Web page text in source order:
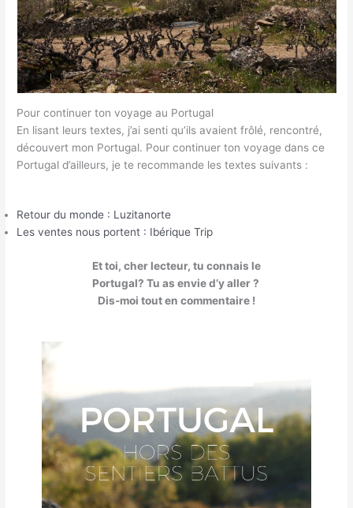
Pour continuer ton voyage au Portugal
En lisant leurs textes, j’ai senti qu’ils avaient frôlé, rencontré,
découvert mon Portugal. Pour continuer ton voyage dans ce
Portugal d’ailleurs, je te recommande les textes suivants :
Retour du monde : Luzitanorte
Les ventes nous portent : Ibérique Trip
Et toi, cher lecteur, tu connais le
Portugal? Tu as envie d’y aller ?
Dis-moi tout en commentaire !